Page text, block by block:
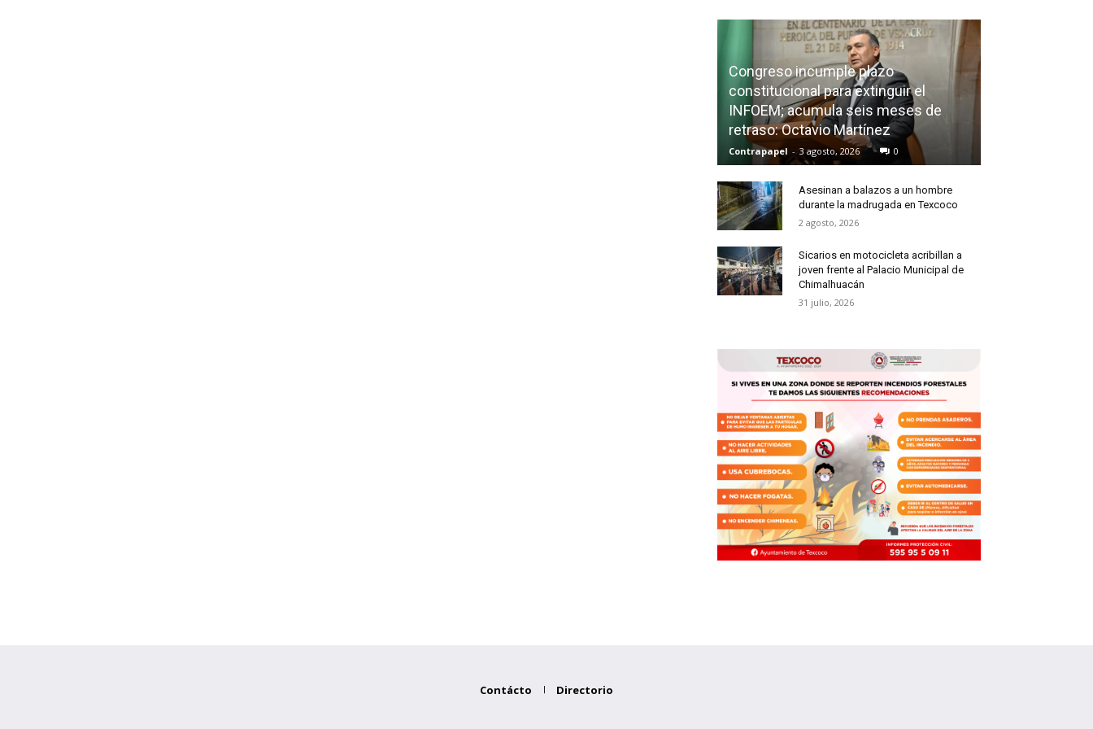
Congreso incumple plazo
constitucional para extinguir el
INFOEM; acumula seis meses de
retraso: Octavio Martínez
Contrapapel - 3 agosto, 2026 0
Asesinan a balazos a un hombre
durante la madrugada en Texcoco
2 agosto, 2026
Sicarios en motocicleta acribillan a
joven frente al Palacio Municipal de
Chimalhuacán
31 julio, 2026
Contácto Directorio